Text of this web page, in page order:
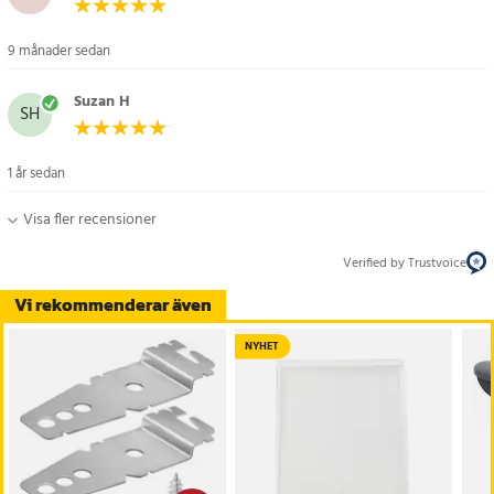
Vi rekommenderar även
NYHET
9 månader sedan
SH Suzan H
1 år sedan
Visa fler recensioner
Verified by Trustvoice